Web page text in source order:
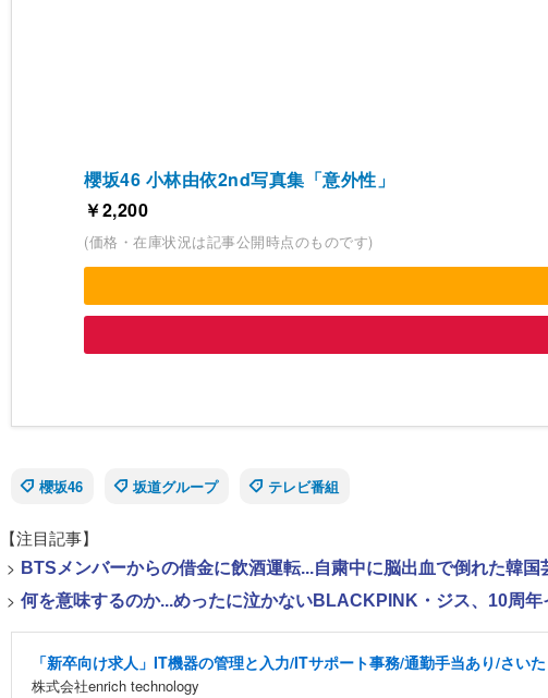
櫻坂46 小林由依2nd写真集「意外性」
￥2,200
(価格・在庫状況は記事公開時点のものです)
櫻坂46
坂道グループ テレビ番組
【注目記事】
> BTSメンバーからの借金に飲酒運転...自粛中に脳出血で倒れた韓
> 何を意味するのか...めったに泣かないBLACKPINK・ジス、10周
「新卒向け求人」IT機器の管理と入力/ITサポート事務/通勤手当あり/さい
株式会社enrich technology